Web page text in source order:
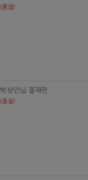
(품절)
박상민님 결재란
(품절)